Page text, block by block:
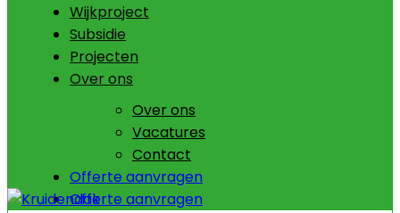
Wijkproject
Subsidie
Projecten
Over ons
Over ons
Vacatures
Contact
Offerte aanvragen
Offerte aanvragen